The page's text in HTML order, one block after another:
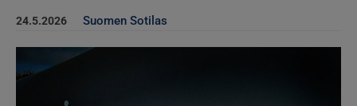
24.5.2026 Suomen Sotilas